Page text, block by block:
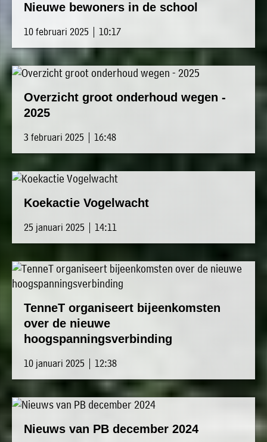
Nieuwe bewoners in de school
10 februari 2025 | 10:17
Overzicht groot onderhoud wegen -
2025
3 februari 2025 | 16:48
Koekactie Vogelwacht
25 januari 2025 | 14:11
TenneT organiseert bijeenkomsten
over de nieuwe
hoogspanningsverbinding
10 januari 2025 | 12:38
Nieuws van PB december 2024